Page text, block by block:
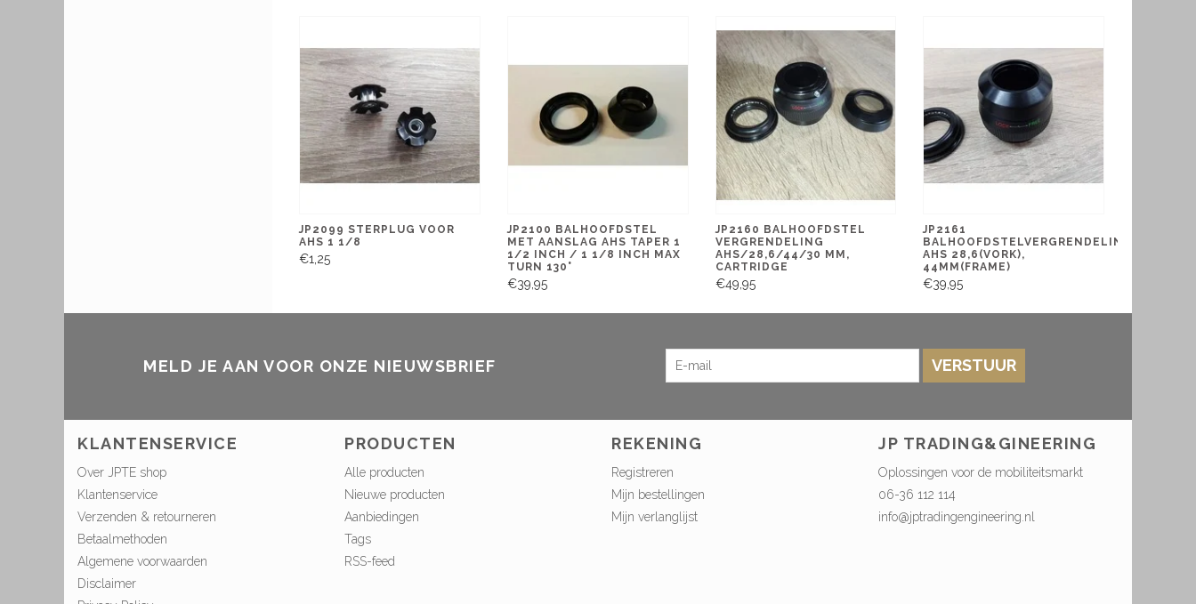
JP2099 STERPLUG VOOR
AHS 1 1/8
€1,25
JP2100 BALHOOFDSTEL
MET AANSLAG AHS TAPER 1
1/2 INCH / 1 1/8 INCH MAX
TURN 130°
€39,95
JP2160 BALHOOFDSTEL
VERGRENDELING
AHS/28,6/44/30 MM,
CARTRIDGE
€49,95
JP2161
BALHOOFDSTELVERGRENDELING
AHS 28,6(VORK),
44MM(FRAME)
€39,95
MELD JE AAN VOOR ONZE NIEUWSBRIEF VERSTUUR
KLANTENSERVICE
Over JPTE shop
Klantenservice
Verzenden & retourneren
Betaalmethoden
Algemene voorwaarden
Disclaimer
PRODUCTEN
Alle producten
Nieuwe producten
Aanbiedingen
Tags
RSS-feed
REKENING
Registreren
Mijn bestellingen
Mijn verlanglijst
JP TRADING&GINEERING
Oplossingen voor de mobiliteitsmarkt
06-36 112 114
info@jptradingengineering.nl